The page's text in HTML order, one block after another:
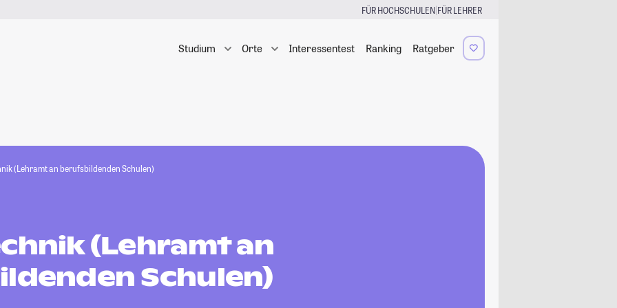
FÜR HOCHSCHULEN|FÜR LEHRER
Studium Orte Interessentest Ranking Ratgeber
(Lehramt an berufsbildenden Schulen)
(Lehramt an
Schulen)